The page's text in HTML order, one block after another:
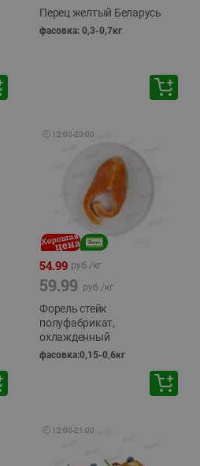
Перец желтый Беларусь
фасовка: 0,3-0,7кг
🕘 12:00-20:00
54.99 руб./кг
59.99 руб./кг
Форель стейк
полуфабрикат,
охлажденный
фасовка:0,15-0,6кг
🕘 12:00-21:00